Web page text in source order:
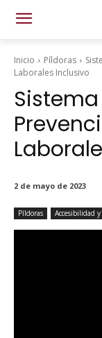
Inicio Píldoras
Laborales Inclusivo
2 de mayo de 2023
Píldoras Accesibilidad